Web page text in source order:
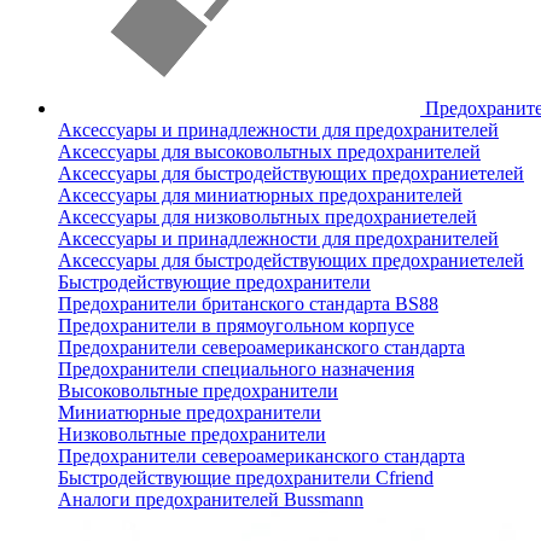
Аксессуары и принадлежности для предохранителей
Аксессуары для высоковольтных предохранителей
Аксессуары для быстродействующих предохраниетелей
Аксессуары для миниатюрных предохранителей
Аксессуары для низковольтных предохраниетелей
Аксессуары и принадлежности для предохранителей
Аксессуары для быстродействующих предохраниетелей
Быстродействующие предохранители
Предохранители британского стандарта BS88
Предохранители в прямоугольном корпусе
Предохранители североамериканского стандарта
Предохранители специального назначения
Высоковольтные предохранители
Миниатюрные предохранители
Низковольтные предохранители
Предохранители североамериканского стандарта
Быстродействующие предохранители Cfriend
Аналоги предохранителей Bussmann